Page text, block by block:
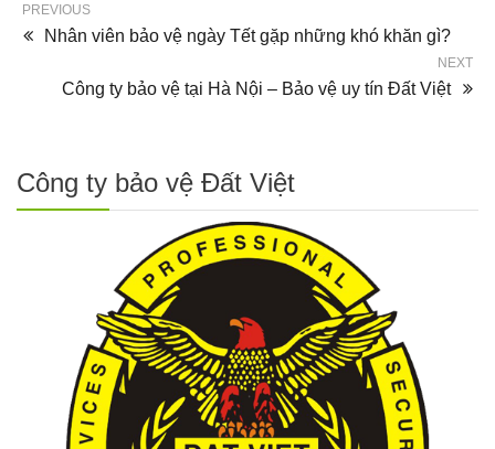
PREVIOUS
Nhân viên bảo vệ ngày Tết gặp những khó khăn gì?
NEXT
Công ty bảo vệ tại Hà Nội – Bảo vệ uy tín Đất Việt
Công ty bảo vệ Đất Việt